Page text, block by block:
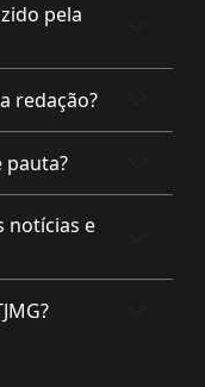
pela
redação?
pauta?
notícias e